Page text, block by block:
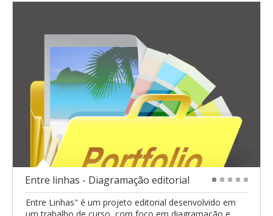
Entre linhas - Diagramação editorial
Entre Linhas" é um projeto editorial desenvolvido em